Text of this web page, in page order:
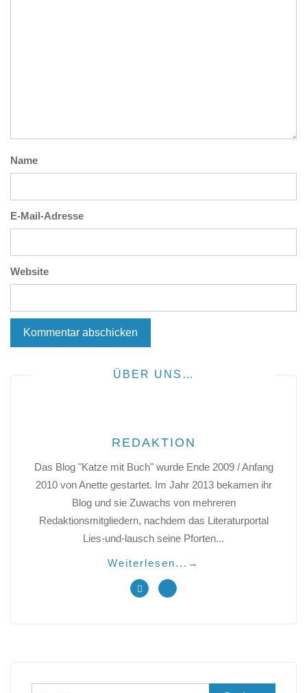
Name
E-Mail-Adresse
Website
ÜBER UNS…
REDAKTION
Das Blog "Katze mit Buch" wurde Ende 2009 / Anfang
2010 von Anette gestartet. Im Jahr 2013 bekamen ihr
Blog und sie Zuwachs von mehreren
Redaktionsmitgliedern, nachdem das Literaturportal
Lies-und-lausch seine Pforten...
Weiterlesen... →